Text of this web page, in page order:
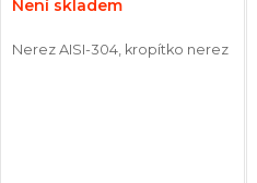
Není skladem
Nerez AISI-304, kropítko nerez